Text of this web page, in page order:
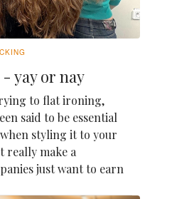
yay or nay
to flat ironing,
said to be essential
styling it to your
really make a
just want to earn